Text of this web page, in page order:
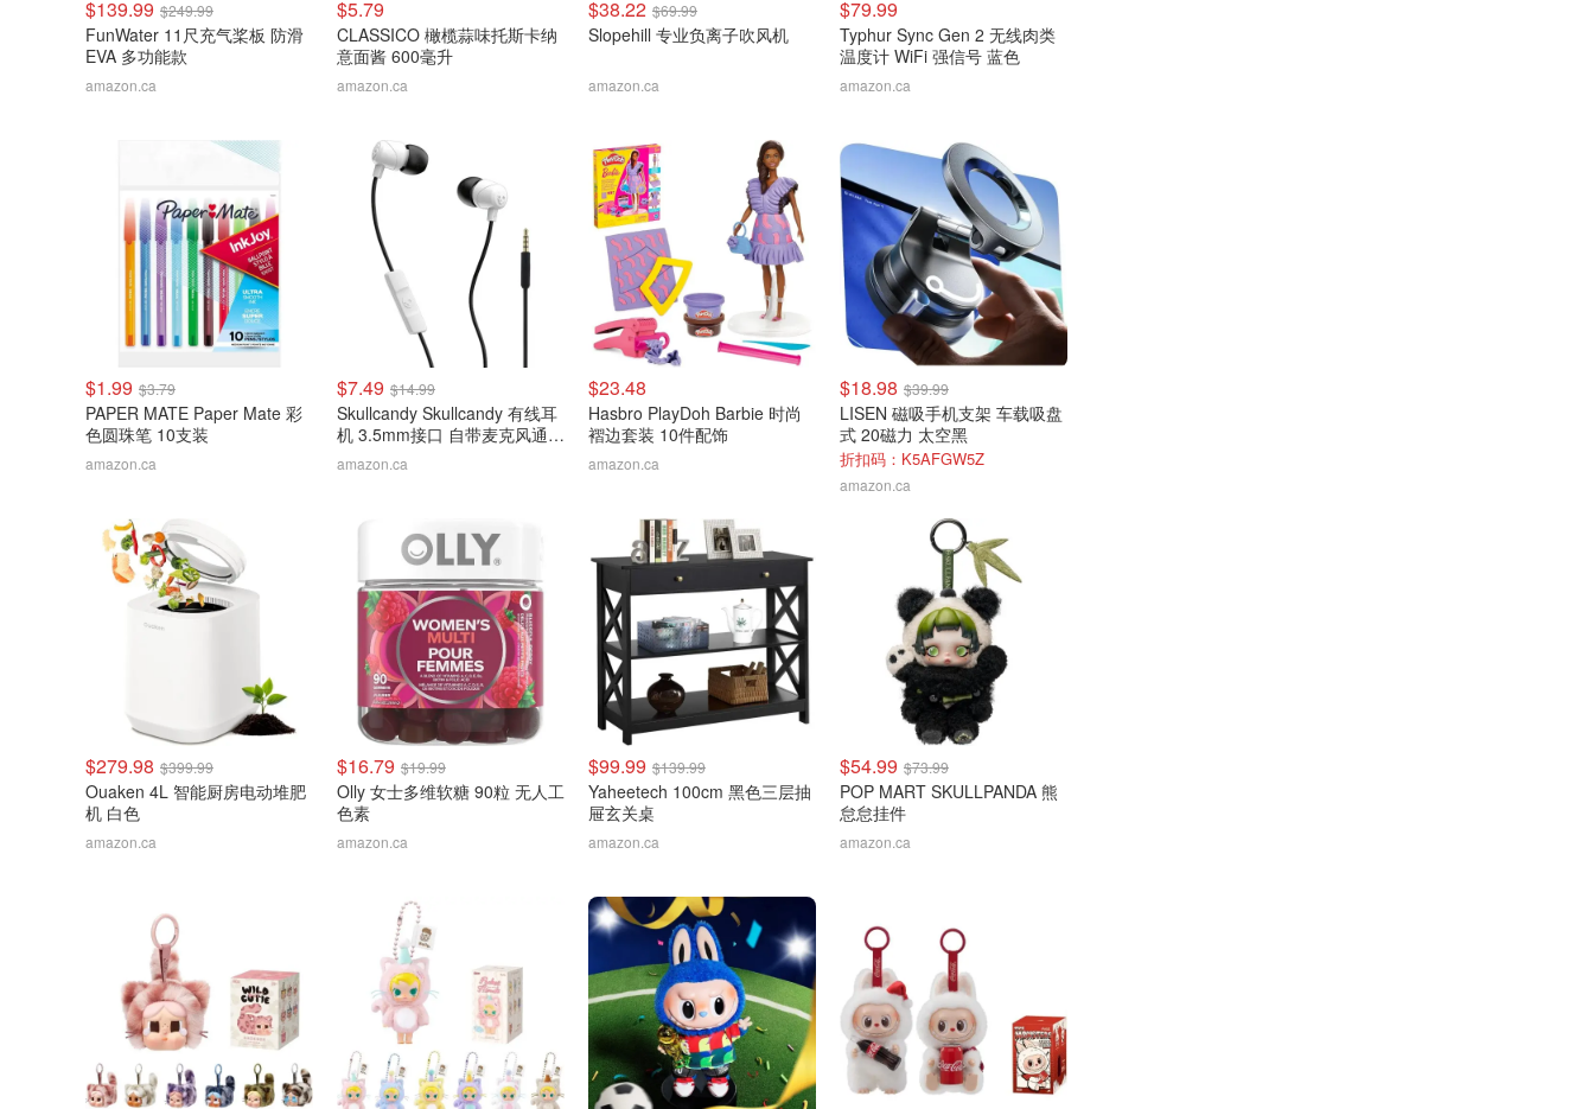
$139.99 $249.99
FunWater 11尺充气桨板 防滑
EVA 多功能款
amazon.ca
$5.79
CLASSICO 橄榄蒜味托斯卡纳
意面酱 600毫升
amazon.ca
$38.22 $69.99
Slopehill 专业负离子吹风机
amazon.ca
$79.99
Typhur Sync Gen 2 无线肉类
温度计 WiFi 强信号 蓝色
amazon.ca
$1.99 $3.79
PAPER MATE Paper Mate 彩
色圆珠笔 10支装
amazon.ca
$7.49 $14.99
Skullcandy Skullcandy 有线耳
机 3.5mm接口 自带麦克风通话
更方便
amazon.ca
$23.48
Hasbro PlayDoh Barbie 时尚
褶边套装 10件配饰
amazon.ca
$18.98 $39.99
LISEN 磁吸手机支架 车载吸盘
式 20磁力 太空黑
折扣码：K5AFGW5Z
amazon.ca
$279.98 $399.99
Ouaken 4L 智能厨房电动堆肥
机 白色
amazon.ca
$16.79 $19.99
Olly 女士多维软糖 90粒 无人工
色素
amazon.ca
$99.99 $139.99
Yaheetech 100cm 黑色三层抽
屉玄关桌
amazon.ca
$54.99 $73.99
POP MART SKULLPANDA 熊
怠怠挂件
amazon.ca